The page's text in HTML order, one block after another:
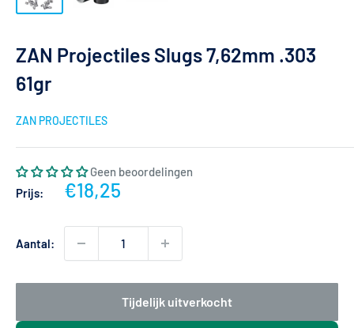
ZAN Projectiles Slugs 7,62mm .303
61gr
ZAN PROJECTILES
Geen beoordelingen
Prijs:
Actieprijs
€18,25
Aantal:
Tijdelijk uitverkocht